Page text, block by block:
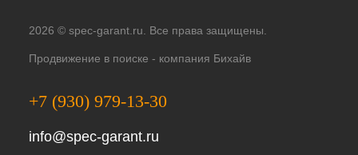
2026 © spec-garant.ru. Все права защищены.
Продвижение в поиске - компания Бихайв
+7 (930) 979-13-30
info@spec-garant.ru